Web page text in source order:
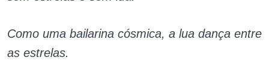
Como uma bailarina cósmica, a lua dança entre
as estrelas.